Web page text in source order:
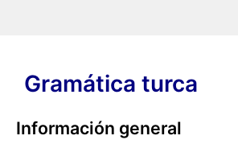
Gramática turca
Información general